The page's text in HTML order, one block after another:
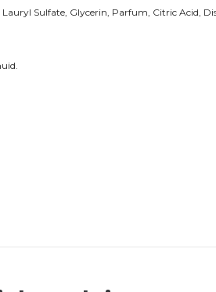
Sulfate, Glycerin, Parfum, Citric Acid,